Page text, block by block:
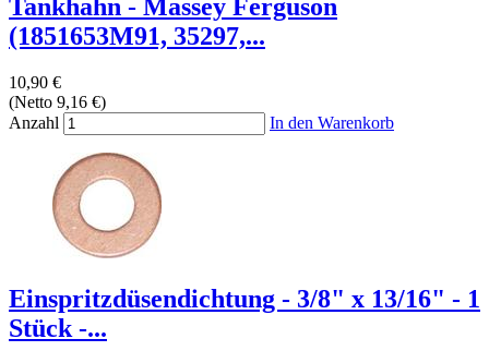
Tankhahn - Massey Ferguson
(1851653M91, 35297,...
10,90 €
(Netto 9,16 €)
Anzahl
In den Warenkorb
Einspritzdüsendichtung - 3/8" x 13/16" - 1
Stück -...